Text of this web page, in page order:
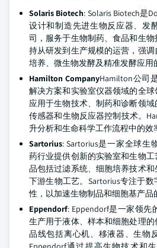
Solaris Biotech: Solaris Biotech是
设计和制造先进生物反应器、发
司，服务于生物制药、食品和生
持从研发到生产规模的运营，强
培养、微生物发酵及精准发酵应用
Hamilton CompanyHamilton公司
解决方案和实验室仪器领域的全
应用于生物技术、制药和诊断领域
传感器和生物反应器控制技术。
升分析和生命科学工作流程中的效
Sartorius: Sartorius是一家全球生
药行业提供创新的实验室和生物
品包括过滤系统、细胞培养技术
下游生物工艺。Sartorius专注于
性，以加速生物制品和细胞基产品
Eppendorf: Eppendorf是一家领
生产用于液体、样本和细胞处理
品线包括离心机、移液器、生物